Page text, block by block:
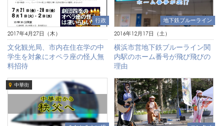
行政
2017年4月27日（木）
文化観光局、市内在住在学の中
学生を対象にオペラ座の怪人無
料招待
地下鉄ブルーライン
2016年12月17日（土）
横浜市営地下鉄ブルーライン関
内駅のホーム番号が飛び飛びの
理由
中華街